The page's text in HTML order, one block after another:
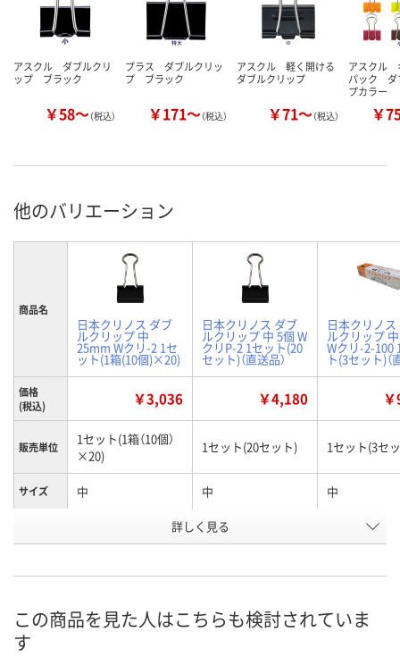
アスクル ダブルクリ
ップ ブラック
￥58～（税込）
プラス ダブルクリッ
プ ブラック
￥171～（税込）
アスクル 軽く開ける
ダブルクリップ
￥71～（税込）
アスクル
パック ダ
プカラー
￥
他のバリエーション
商品名
日本クリノス ダブ
ルクリップ 中
25mm Wクリ-2 1セ
ット(1箱(10個)×20)
日本クリノス ダブ
ルクリップ 中 5個 W
クリP-2 1セット(20
セット)（直送品）
日本クリノス
ルクリップ
Wクリ-2-100
ト(3セット)（
価格
(税込)
￥3,036 ￥4,180
販売単位
1セット(1箱（10個）
×20)
1セット(20セット) 1セット(3セ
サイズ 中 中 中
EW96046 EW96030
お届け日 8月20日（木）予定 8月25日（火）まで 8月25日（火）
詳しく見る
この商品を見た人はこちらも検討されていま
す